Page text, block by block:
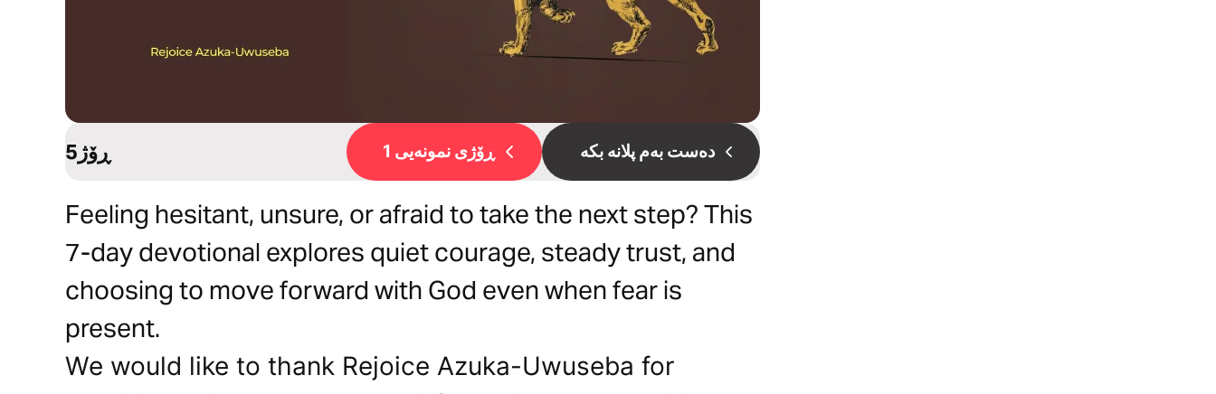
5ڕۆژ ڕۆژی نمونەیی 1 دەست بەم پلانە بکە
Feeling hesitant, unsure, or afraid to take the next step? This
7-day devotional explores quiet courage, steady trust, and
choosing to move forward with God even when fear is
present.
We would like to thank Rejoice Azuka-Uwuseba for